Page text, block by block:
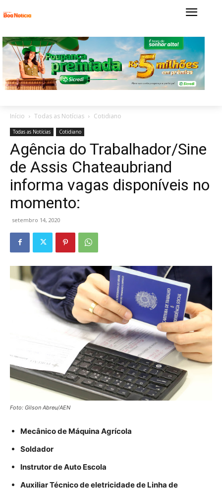
Início Todas as Notícias Cotidiano
Todas as Notícias Cotidiano
Agência do Trabalhador/Sine
de Assis Chateaubriand
informa vagas disponíveis no
momento:
setembro 14, 2020
Foto: Gilson Abreu/AEN
Mecânico de Máquina Agrícola
Soldador
Instrutor de Auto Escola
Auxiliar Técnico de eletricidade de Linha de